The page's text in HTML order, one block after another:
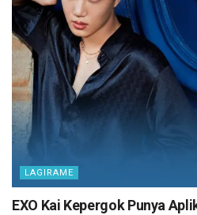
LAGIRAME
EXO Kai Kepergok Punya